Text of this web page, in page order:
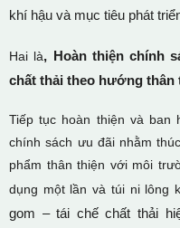
khí hậu và mục tiêu phát
Hai là, Hoàn thiện chính
chất thải theo hướng
Tiếp tục hoàn thiện và ban
chính sách ưu đãi nhằm
phẩm thân thiện với môi
dụng một lần và túi ni lông
gom – tái chế chất thải